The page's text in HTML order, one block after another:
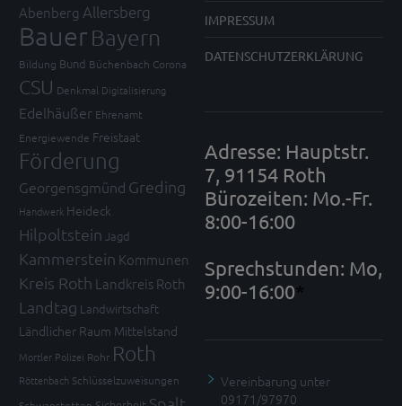
Abenberg Allersberg
Bauer Bayern
Bildung Bund Büchenbach Corona
CSU Denkmal Digitalisierung
Edelhäußer Ehrenamt
Energiewende Freistaat
Förderung
Georgensgmünd Greding
Handwerk Heideck
Hilpoltstein Jagd
Kammerstein Kommunen
Kreis Roth Landkreis Roth
Landtag Landwirtschaft
Ländlicher Raum Mittelstand
Mortler Polizei Rohr Roth
Röttenbach Schlüsselzuweisungen
IMPRESSUM
DATENSCHUTZERKLÄRUNG
Adresse: Hauptstr.
7, 91154 Roth
Bürozeiten: Mo.-Fr.
8:00-16:00
Sprechstunden: Mo,
9:00-16:00*
Vereinbarung unter
09171/97970